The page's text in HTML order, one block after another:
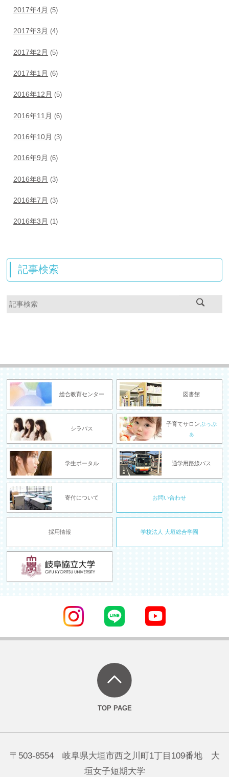
2017年4月 (5)
2017年3月 (4)
2017年2月 (5)
2017年1月 (6)
2016年12月 (5)
2016年11月 (6)
2016年10月 (3)
2016年9月 (6)
2016年8月 (3)
2016年7月 (3)
2016年3月 (1)
記事検索
総合教育センター 図書館
シラバス
子育てサロンぷっぷ
ぁ
学生ポータル 通学用路線バス
寄付について お問い合わせ
採用情報 学校法人 大垣総合学園
〒503-8554 岐阜県大垣市西之川町1丁目109番地 大
垣女子短期大学